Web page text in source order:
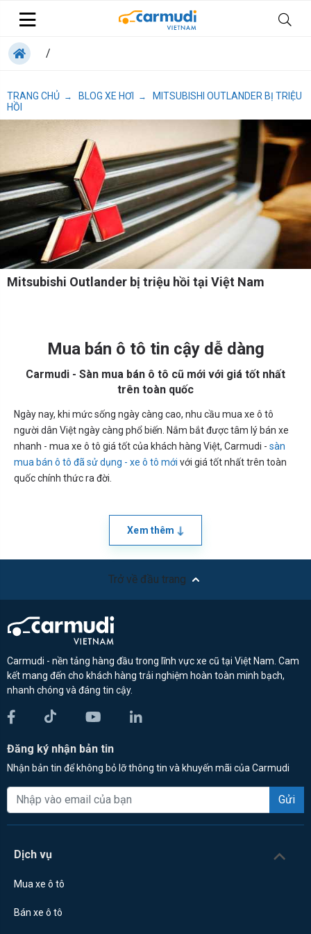
/
TRANG CHỦ → BLOG XE HƠI →
MITSUBISHI OUTLANDER BỊ TRIỆU
HỒI
Mitsubishi Outlander bị triệu hồi tại Việt Nam
Mua bán ô tô tin cậy dễ dàng
Carmudi - Sàn mua bán ô tô cũ mới với giá tốt nhất
trên toàn quốc
Ngày nay, khi mức sống ngày càng cao, nhu cầu mua xe ô tô
người dân Việt ngày càng phổ biến. Nắm bắt được tâm lý bán xe
nhanh - mua xe ô tô giá tốt của khách hàng Việt, Carmudi - sàn
mua bán ô tô đã sử dụng - xe ô tô mới với giá tốt nhất trên toàn
quốc chính thức ra đời.
Xem thêm
Trở về đầu trang
Carmudi - nền tảng hàng đầu trong lĩnh vực xe cũ tại Việt Nam. Cam
kết mang đến cho khách hàng trải nghiệm hoàn toàn minh bạch,
nhanh chóng và đáng tin cậy.
Đăng ký nhận bản tin
Nhận bản tin để không bỏ lỡ thông tin và khuyến mãi của Carmudi
Gửi
Dịch vụ
Mua xe ô tô
Bán xe ô tô